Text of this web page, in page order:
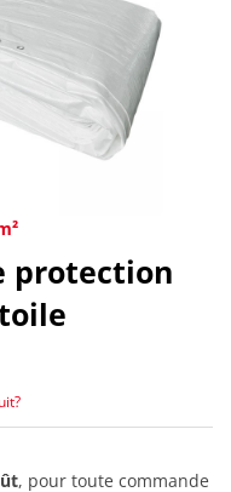
protection
, pour toute commande